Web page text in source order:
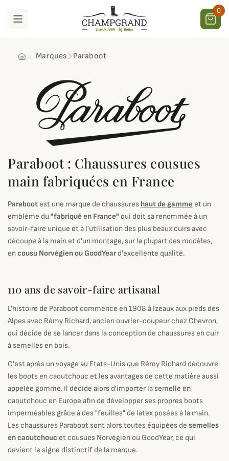
0
Marques Paraboot
Paraboot
Paraboot : Chaussures cousues
main fabriquées en France
Paraboot est une marque de chaussures haut de gamme et un
emblème du "fabriqué en France" qui doit sa renommée à un
savoir-faire unique et à l'utilisation des plus beaux cuirs avec
découpe à la main et d'un montage, sur la plupart des modèles,
encousu Norvégien ou GoodYeard'excellente qualité.
110 ans de savoir-faire artisanal
L'histoire de Paraboot commence en 1908 à Izeaux aux pieds des
Alpes avec Rémy Richard, ancien ouvrier-coupeur chez Chevron,
qui décide de se lancer dans la conception de chaussures en cuir
à semelles en bois.
C'est après un voyage au Etats-Unis que Rémy Richard découvre
les boots en caoutchouc et les avantages de cette matière aussi
appelée gomme. Il décide alors d'importer la semelle en
caoutchouc en Europe afin de développer ses propres boots
imperméables grâce à des "feuilles" de latex posées à la main.
Les chaussures Paraboot sont alors toutes équipées de semelles
en caoutchouc et cousues Norvégien ou GoodYear, ce qui
devient le signe distinctif de la marque.